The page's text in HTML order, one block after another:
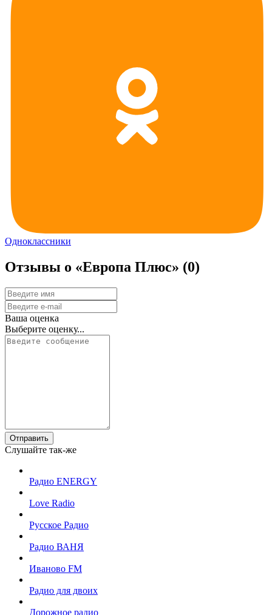
Одноклассники
Отзывы о «Европа Плюс» (0)
Ваша оценка
Выберите оценку...
Отправить
Слушайте так-же
Радио ENERGY
Love Radio
Русское Радио
Радио ВАНЯ
Иваново FM
Радио для двоих
Дорожное радио